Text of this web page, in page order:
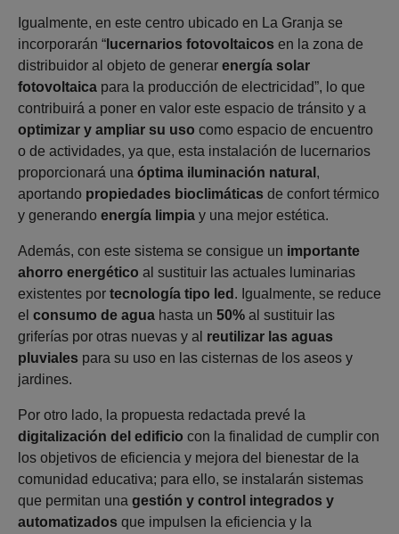
Igualmente, en este centro ubicado en La Granja se
incorporarán “ lucernarios fotovoltaicos en la zona de
distribuidor al objeto de generar energía solar
fotovoltaica para la producción de electricidad”, lo que
contribuirá a poner en valor este espacio de tránsito y a
optimizar y ampliar su uso como espacio de encuentro
o de actividades, ya que, esta instalación de lucernarios
proporcionará una óptima iluminación natural ,
aportando propiedades bioclimáticas de confort térmico
y generando energía limpia y una mejor estética.
Además, con este sistema se consigue un importante
ahorro energético al sustituir las actuales luminarias
existentes por tecnología tipo led . Igualmente, se reduce
el consumo de agua hasta un 50% al sustituir las
griferías por otras nuevas y al reutilizar las aguas
pluviales para su uso en las cisternas de los aseos y
jardines.
Por otro lado, la propuesta redactada prevé la
digitalización del edificio con la finalidad de cumplir con
los objetivos de eficiencia y mejora del bienestar de la
comunidad educativa; para ello, se instalarán sistemas
que permitan una gestión y control integrados y
automatizados que impulsen la eficiencia y la